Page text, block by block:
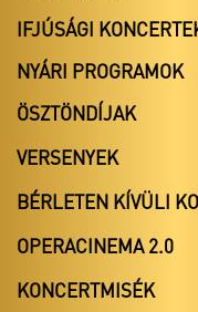
IFJÚSÁGI
NYÁRI PROGRAMOK
ÖSZTÖNDÍJAK
VERSENYEK
BÉRLETEN KÍVÜLI
OPERACINEMA 2.0
KONCERTMISÉK